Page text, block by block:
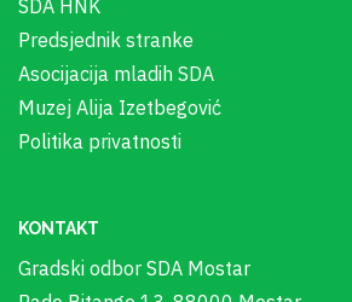
SDA HNK
Predsjednik stranke
Asocijacija mladih SDA
Muzej Alija Izetbegović
Politika privatnosti
KONTAKT
Gradski odbor SDA Mostar